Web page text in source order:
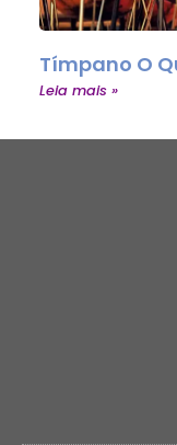
Tímpano O
Leia mais »